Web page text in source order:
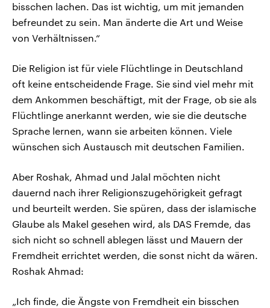
bisschen lachen. Das ist wichtig, um mit jemanden
befreundet zu sein. Man änderte die Art und Weise
von Verhältnissen.“
Die Religion ist für viele Flüchtlinge in Deutschland
oft keine entscheidende Frage. Sie sind viel mehr mit
dem Ankommen beschäftigt, mit der Frage, ob sie als
Flüchtlinge anerkannt werden, wie sie die deutsche
Sprache lernen, wann sie arbeiten können. Viele
wünschen sich Austausch mit deutschen Familien.
Aber Roshak, Ahmad und Jalal möchten nicht
dauernd nach ihrer Religionszugehörigkeit gefragt
und beurteilt werden. Sie spüren, dass der islamische
Glaube als Makel gesehen wird, als DAS Fremde, das
sich nicht so schnell ablegen lässt und Mauern der
Fremdheit errichtet werden, die sonst nicht da wären.
Roshak Ahmad:
„Ich finde, die Ängste von Fremdheit ein bisschen